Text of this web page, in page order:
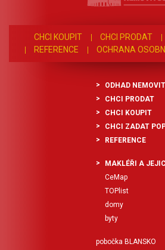
CHCI KOUPIT CHCI PRODAT
REFERENCE
OCHRANA
ODHAD
CHCI PRODAT
CHCI KOUPIT
CHCI ZADAT
REFERENCE
MAKLÉŘI A
CeMap
TOPlist
domy
byty
pobočka BLANSKO